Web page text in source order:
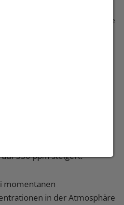
höhere
in der Atmosphäre
optimieren.
die CO2-
im Zuge des Klimawandels
auswirken. Mittels
(Free Air Carbon
bei verschiedenen
werden, dass sich die
an der oberirdischen
eine Erhöhung der CO2-
auf 550 ppm steigert.
momentanen
in der Atmosphäre